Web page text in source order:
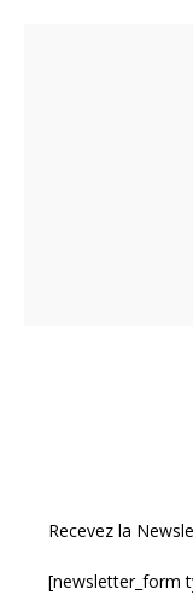
Recevez la
[newsletter_form